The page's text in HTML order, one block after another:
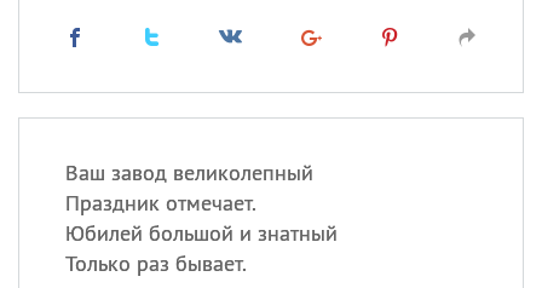
Ваш завод великолепный
Праздник отмечает.
Юбилей большой и знатный
Только раз бывает.